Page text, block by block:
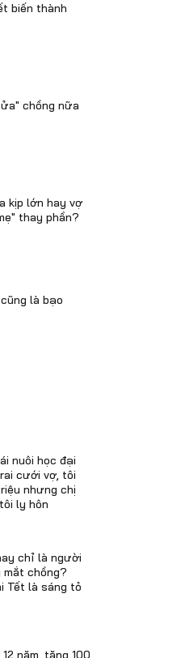
biến thành
chồng nữa
kịp lớn hay vợ
thay phần?
là bạo
nuôi học đại
cưới vợ, tôi
nhưng chị
ly hôn
chỉ là người
mắt chồng?
Tết là sáng tỏ
năm, tặng 100